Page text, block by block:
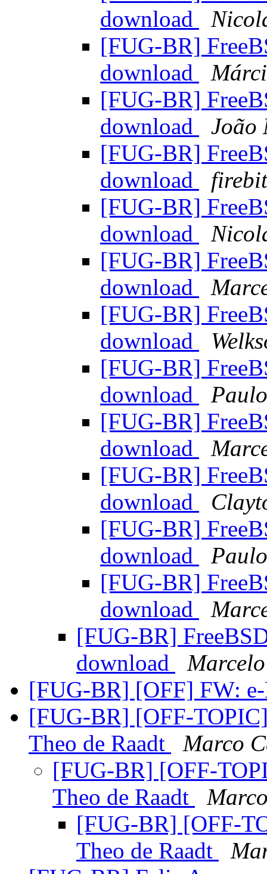
download
[FUG-BR]
download
[FUG-BR]
download
João
[FUG-BR]
download
[FUG-BR]
download
[FUG-BR]
download
[FUG-BR]
download
[FUG-BR]
download
[FUG-BR]
download
[FUG-BR]
download
[FUG-BR]
download
[FUG-BR]
download
[FUG-BR]
download
[FUG-BR] [OFF] FW:
[FUG-BR] [OFF-
Theo de Raadt
Marco
[FUG-BR] [OFF-
Theo de Raadt
[FUG-BR] [OFF-
Theo de Raadt